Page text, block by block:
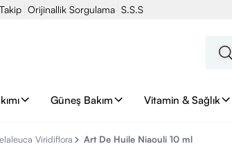
Orijinallik Sorgulama S.S.S
Güneş Bakım Vitamin & Sağlık
Viridiflora Art De Huile Niaouli 10 ml